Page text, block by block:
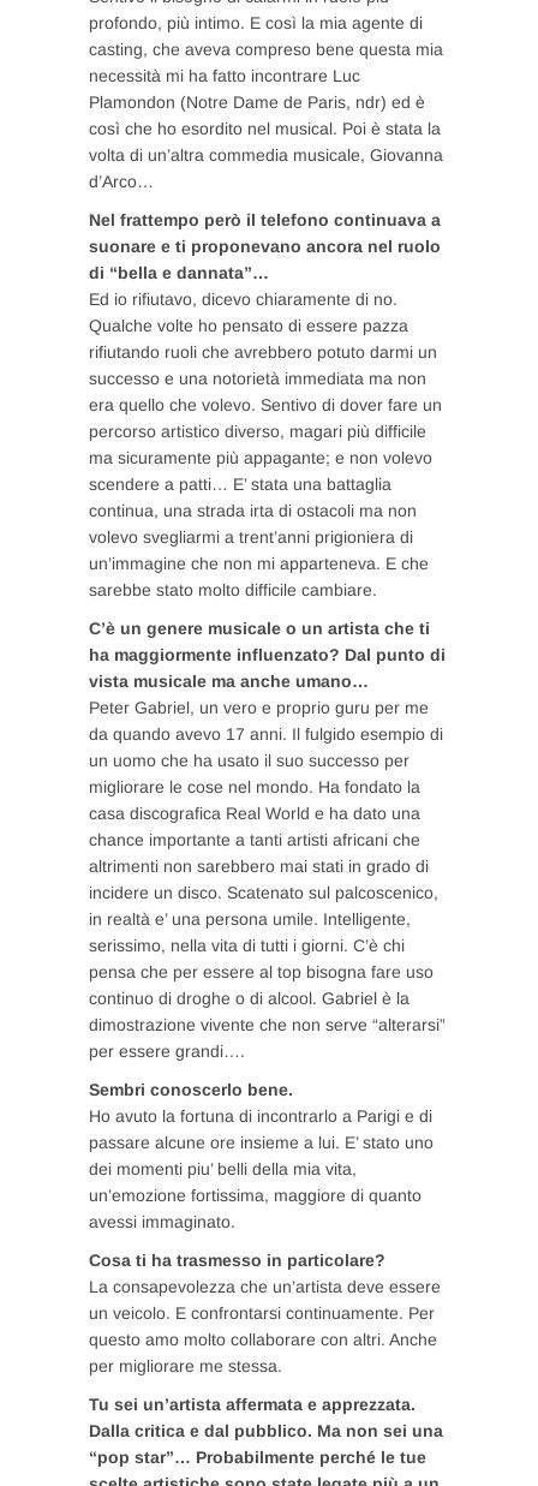
profondo, più intimo. E così la mia agente di
casting, che aveva compreso bene questa mia
necessità mi ha fatto incontrare Luc
Plamondon (Notre Dame de Paris, ndr) ed è
così che ho esordito nel musical. Poi è stata la
volta di un’altra commedia musicale, Giovanna
d’Arco…
Nel frattempo però il telefono continuava a
suonare e ti proponevano ancora nel ruolo
di “bella e dannata”…
Ed io rifiutavo, dicevo chiaramente di no.
Qualche volte ho pensato di essere pazza
rifiutando ruoli che avrebbero potuto darmi un
successo e una notorietà immediata ma non
era quello che volevo. Sentivo di dover fare un
percorso artistico diverso, magari più difficile
ma sicuramente più appagante; e non volevo
scendere a patti… E’ stata una battaglia
continua, una strada irta di ostacoli ma non
volevo svegliarmi a trent’anni prigioniera di
un’immagine che non mi apparteneva. E che
sarebbe stato molto difficile cambiare.
C’è un genere musicale o un artista che ti
ha maggiormente influenzato? Dal punto di
vista musicale ma anche umano…
Peter Gabriel, un vero e proprio guru per me
da quando avevo 17 anni. Il fulgido esempio di
un uomo che ha usato il suo successo per
migliorare le cose nel mondo. Ha fondato la
casa discografica Real World e ha dato una
chance importante a tanti artisti africani che
altrimenti non sarebbero mai stati in grado di
incidere un disco. Scatenato sul palcoscenico,
in realtà e’ una persona umile. Intelligente,
serissimo, nella vita di tutti i giorni. C’è chi
pensa che per essere al top bisogna fare uso
continuo di droghe o di alcool. Gabriel è la
dimostrazione vivente che non serve “alterarsi”
per essere grandi….
Sembri conoscerlo bene.
Ho avuto la fortuna di incontrarlo a Parigi e di
passare alcune ore insieme a lui. E’ stato uno
dei momenti piu’ belli della mia vita,
un’emozione fortissima, maggiore di quanto
avessi immaginato.
Cosa ti ha trasmesso in particolare?
La consapevolezza che un’artista deve essere
un veicolo. E confrontarsi continuamente. Per
questo amo molto collaborare con altri. Anche
per migliorare me stessa.
Tu sei un’artista affermata e apprezzata.
Dalla critica e dal pubblico. Ma non sei una
“pop star”… Probabilmente perché le tue